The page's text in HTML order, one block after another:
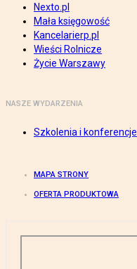
Nexto.pl
Mała księgowość
Kancelarierp.pl
Wieści Rolnicze
Życie Warszawy
NASZE WYDARZENIA
Szkolenia i konferencje
MAPA STRONY
OFERTA PRODUKTOWA